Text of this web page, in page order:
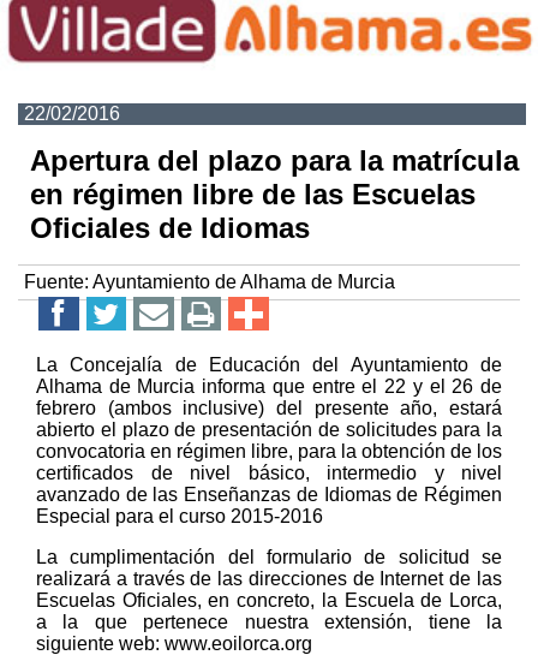
22/02/2016
Apertura del plazo para la matrícula
en régimen libre de las Escuelas
Oficiales de Idiomas
Fuente: Ayuntamiento de Alhama de Murcia
La Concejalía de Educación del Ayuntamiento de
Alhama de Murcia informa que entre el 22 y el 26 de
febrero (ambos inclusive) del presente año, estará
abierto el plazo de presentación de solicitudes para la
convocatoria en régimen libre, para la obtención de los
certificados de nivel básico, intermedio y nivel
avanzado de las Enseñanzas de Idiomas de Régimen
Especial para el curso 2015-2016
La cumplimentación del formulario de solicitud se
realizará a través de las direcciones de Internet de las
Escuelas Oficiales, en concreto, la Escuela de Lorca,
a la que pertenece nuestra extensión, tiene la
siguiente web: www.eoilorca.org